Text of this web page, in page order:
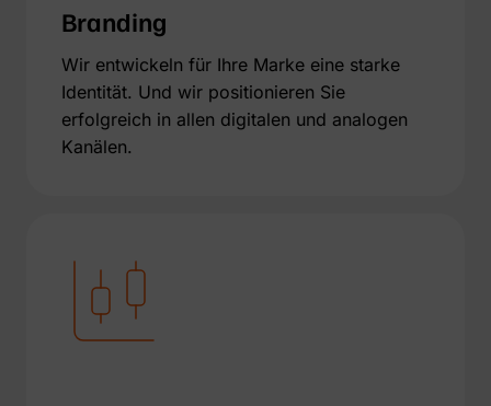
Branding
Wir entwickeln für Ihre Marke eine starke
Identität. Und wir positionieren Sie
erfolgreich in allen digitalen und analogen
Kanälen.